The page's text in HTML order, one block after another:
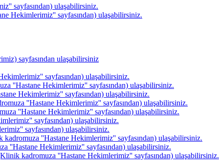
sayfasından) ulaşabilirsiniz.
Hekimlerimiz'' sayfasından) ulaşabilirsiniz.
sayfasından ulaşabilirsiniz
sayfasından) ulaşabilirsiniz.
''Hastane Hekimlerimiz'' sayfasından) ulaşabilirsiniz.
Hekimlerimiz'' sayfasından) ulaşabilirsiniz.
''Hastane Hekimlerimiz'' sayfasından) ulaşabilirsiniz.
''Hastane Hekimlerimiz'' sayfasından) ulaşabilirsiniz.
sayfasından) ulaşabilirsiniz.
sayfasından) ulaşabilirsiniz.
kadromuza ''Hastane Hekimlerimiz'' sayfasından) ulaşabilirsiniz.
''Hastane Hekimlerimiz'' sayfasından) ulaşabilirsiniz.
kadromuza ''Hastane Hekimlerimiz'' sayfasından) ulaşabilirsiniz.